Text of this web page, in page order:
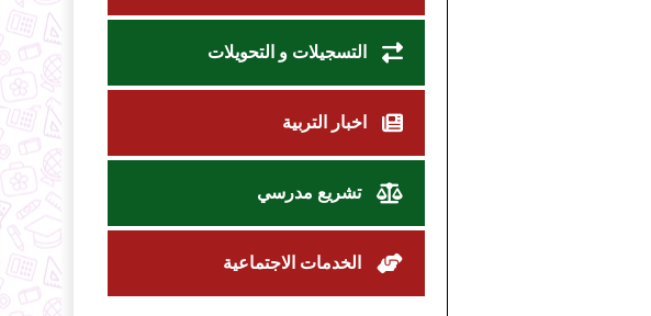
التسجيلات و التحويلات
اخبار التربية
تشريع مدرسي
الخدمات الاجتماعية